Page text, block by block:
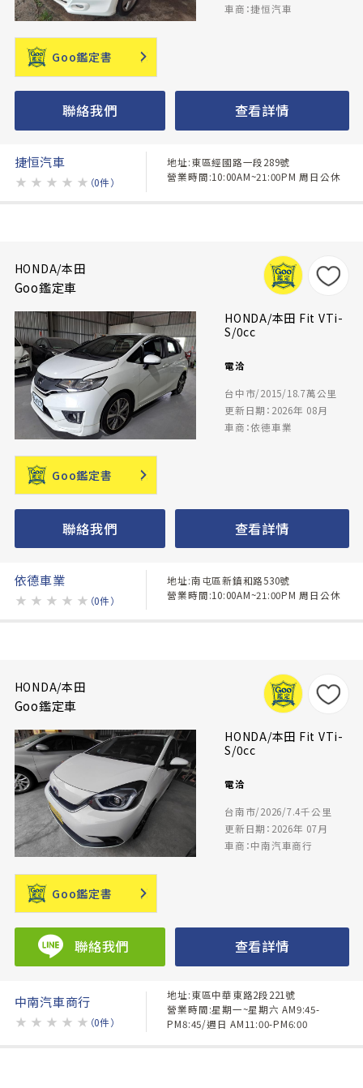
車商：捷恒汽車
Goo鑑定書
聯絡我們 查看詳情
捷恒汽車
★ ★ ★ ★ ★ （0件）
地址:東區經國路一段289號
營業時間:10:00AM~21:00PM 周日公休
HONDA/本田
Goo鑑定車
HONDA/本田 Fit VTi-
S/0cc
電洽
台中市/2015/18.7萬公里
更新日期：2026年 08月
車商：依德車業
Goo鑑定書
聯絡我們 查看詳情
依德車業
★ ★ ★ ★ ★ （0件）
地址:南屯區新鎮和路530號
營業時間:10:00AM~21:00PM 周日公休
HONDA/本田
Goo鑑定車
HONDA/本田 Fit VTi-
S/0cc
電洽
台南市/2026/7.4千公里
更新日期：2026年 07月
車商：中南汽車商行
Goo鑑定書
聯絡我們 查看詳情
中南汽車商行
★ ★ ★ ★ ★ （0件）
地址:東區中華東路2段221號
營業時間:星期一~星期六 AM9:45-
PM8:45/週日 AM11:00-PM6:00